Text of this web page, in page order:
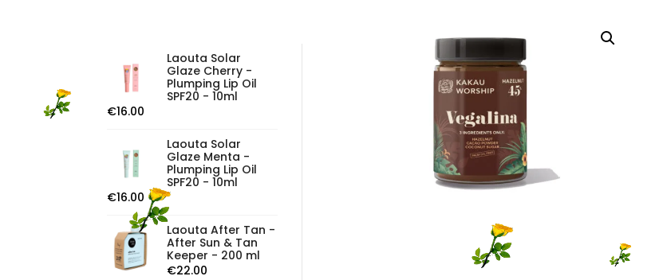
Laouta Solar
Glaze Cherry -
Plumping Lip Oil
SPF20 - 10ml
€16.00
Laouta Solar
Glaze Menta -
Plumping Lip Oil
SPF20 - 10ml
€16.00
Laouta After Tan -
After Sun & Tan
Keeper - 200 ml
€22.00